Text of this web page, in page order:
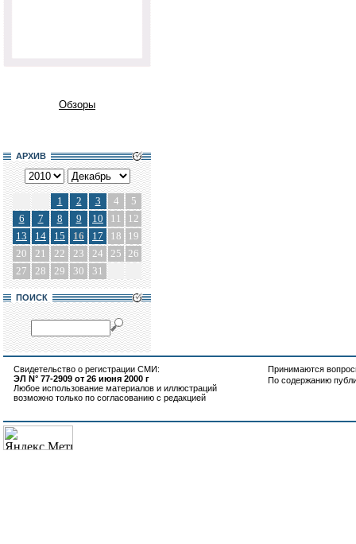
Обзоры
АРХИВ
1 2 3 4
5
6
7 8 9 10 11
12
13
14 15 16 17 18
19
20
21 22 23 24 25 26
27
28 29 30 31
ПОИСК
Свидетельство о регистрации СМИ:
ЭЛ N° 77-2909 от 26 июня 2000 г
Любое использование материалов и иллюстраций
возможно только по согласованию с редакцией
Принимаются
По содержанию